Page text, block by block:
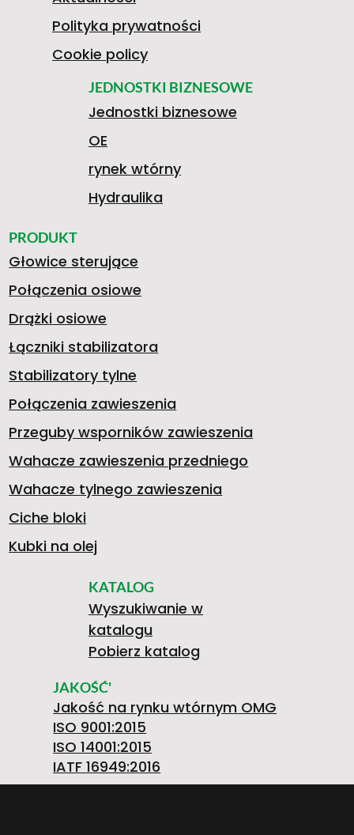
JEDNOSTKI BIZNESOWE
Jednostki biznesowe
OE
rynek wtórny
Hydraulika
PRODUKT
Głowice sterujące
Połączenia osiowe
Drążki osiowe
Łączniki stabilizatora
Stabilizatory tylne
Połączenia zawieszenia
Przeguby wsporników zawieszenia
Wahacze zawieszenia przedniego
Wahacze tylnego zawieszenia
Ciche bloki
Kubki na olej
KATALOG
Wyszukiwanie w
katalogu
Pobierz katalog
JAKOŚĆ'
Jakość na rynku wtórnym OMG
ISO 9001:2015
ISO 14001:2015
IATF 16949:2016
Polityka prywatności
Cookie policy